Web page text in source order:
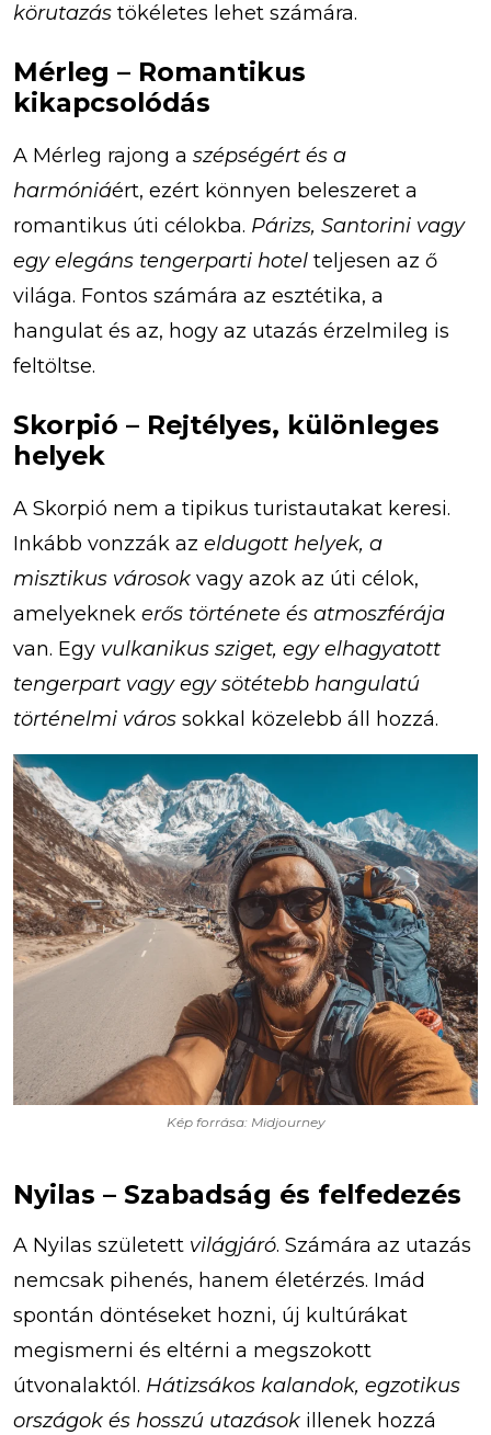
körutazás tökéletes lehet számára.
Mérleg – Romantikus
kikapcsolódás
A Mérleg rajong a szépségért és a
harmóniáért, ezért könnyen beleszeret a
romantikus úti célokba. Párizs, Santorini vagy
egy elegáns tengerparti hotel teljesen az ő
világa. Fontos számára az esztétika, a
hangulat és az, hogy az utazás érzelmileg is
feltöltse.
Skorpió – Rejtélyes, különleges
helyek
A Skorpió nem a tipikus turistautakat keresi.
Inkább vonzzák az eldugott helyek, a
misztikus városok vagy azok az úti célok,
amelyeknek erős története és atmoszférája
van. Egy vulkanikus sziget, egy elhagyatott
tengerpart vagy egy sötétebb hangulatú
történelmi város sokkal közelebb áll hozzá.
Kép forrása: Midjourney
Nyilas – Szabadság és felfedezés
A Nyilas született világjáró. Számára az utazás
nemcsak pihenés, hanem életérzés. Imád
spontán döntéseket hozni, új kultúrákat
megismerni és eltérni a megszokott
útvonalaktól. Hátizsákos kalandok, egzotikus
országok és hosszú utazások illenek hozzá